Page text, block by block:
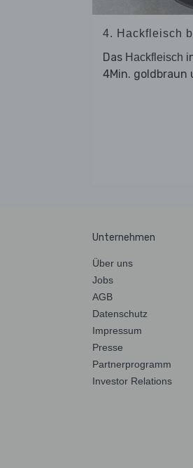
4. Hackfleisch
Das Hackfleisch
4Min. goldbraun
Unternehmen
Über uns
Jobs
AGB
Datenschutz
Impressum
Presse
Partnerprogramm
Investor Relations